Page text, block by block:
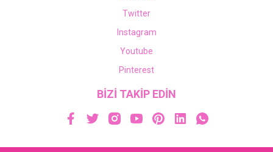
Twitter
Instagram
Youtube
Pinterest
BİZİ TAKİP EDİN